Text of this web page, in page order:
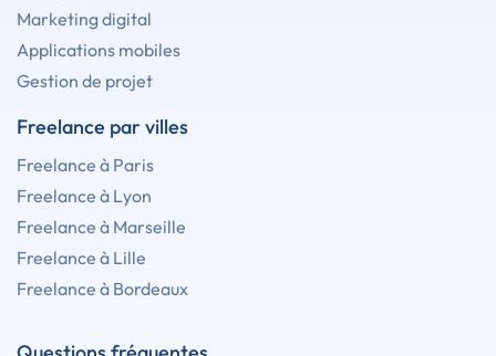
Marketing digital
Applications mobiles
Gestion de projet
Freelance par villes
Freelance à Paris
Freelance à Lyon
Freelance à Marseille
Freelance à Lille
Freelance à Bordeaux